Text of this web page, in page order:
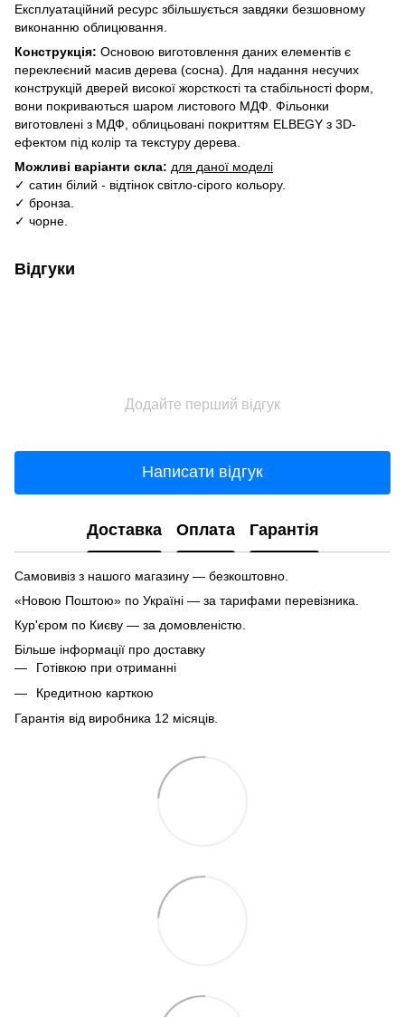
Експлуатаційний ресурс збільшується завдяки безшовному
виконанню облицювання.
Конструкція: Основою виготовлення даних елементів є
переклеєний масив дерева (сосна). Для надання несучих
конструкцій дверей високої жорсткості та стабільності форм,
вони покриваються шаром листового МДФ. Фільонки
виготовлені з МДФ, облицьовані покриттям ELBEGY з 3D-
ефектом під колір та текстуру дерева.
Можливі варіанти скла: для даної моделі
✓ сатин білий - відтінок світло-сірого кольору.
✓ бронза.
✓ чорне.
Відгуки
Додайте перший відгук
Написати відгук
Доставка Оплата Гарантія
Самовивіз з нашого магазину — безкоштовно.
«Новою Поштою» по Україні — за тарифами перевізника.
Кур'єром по Києву — за домовленістю.
Більше інформації про доставку
Готівкою при отриманні
Кредитною карткою
Гарантія від виробника 12 місяців.